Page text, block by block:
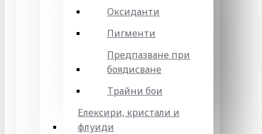
Оксиданти
Пигменти
Предпазване при
боядисване
Трайни бои
Елексири, кристали и
флуиди